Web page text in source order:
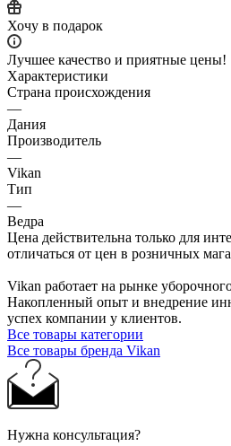
Хочу в подарок
Лучшее качество и приятные цены!
Характеристики
Страна происхождения
—
Дания
Производитель
—
Vikan
Тип
—
Ведра
Цена действительна только для
отличаться от цен в розничных
Vikan работает на рынке
Накопленный опыт и внедрение
успех компании у клиентов.
Все товары категории
Все товары бренда Vikan
Нужна консультация?